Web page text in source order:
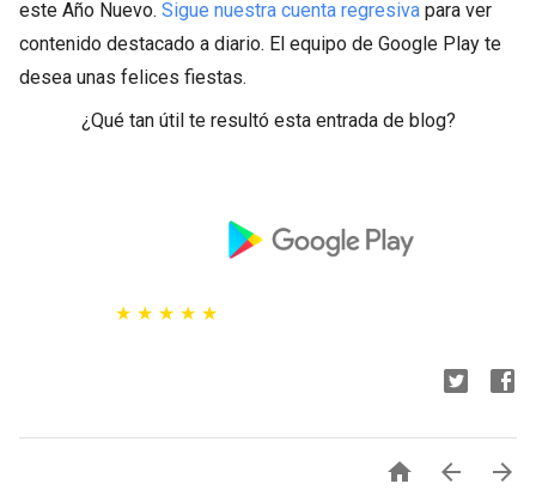
este Año Nuevo. Sigue nuestra cuenta regresiva para ver
contenido destacado a diario. El equipo de Google Play te
desea unas felices fiestas.
¿Qué tan útil te resultó esta entrada de blog?
★ ★ ★ ★ ★
  